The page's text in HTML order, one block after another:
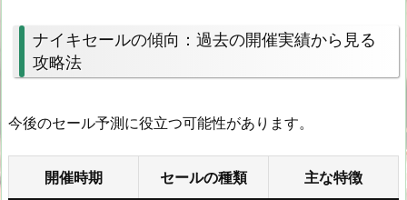
ナイキセールの傾向：過去の開催実績から見る
攻略法
今後のセール予測に役立つ可能性があります。
開催時期 セールの種類 主な特徴